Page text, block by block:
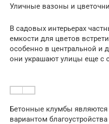
Уличные вазоны и
В садовых интерьерах
емкости для цветов
особенно в центральной и
они украшают улицы еще с
Бетонные клумбы
вариантом